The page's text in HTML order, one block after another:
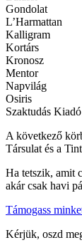
Gondolat
L’Harmattan
Kalligram
Kortárs
Kronosz
Mentor
Napvilág
Osiris
Szaktudás
A következő
Társulat és a
Ha tetszik, amit
akár csak havi
Támogass
Kérjük, oszd